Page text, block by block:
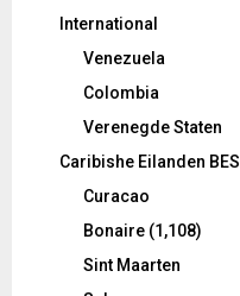
International
Venezuela
Colombia
Verenegde Staten
Caribishe Eilanden BES
Curacao
Bonaire (1,108)
Sint Maarten